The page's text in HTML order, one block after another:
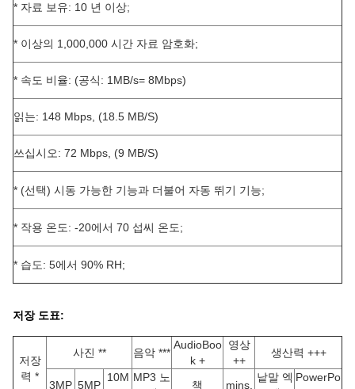
* 자료 보유: 10 년 이상;
* 이상의 1,000,000 시간 자료 암호화;
* 속도 비율: (공식: 1MB/s= 8Mbps)
읽는: 148 Mbps, (18.5 MB/S)
쓰십시오: 72 Mbps, (9 MB/S)
* (선택) 시동 가능한 기능과 더불어 자동 뛰기 기능;
* 작용 온도: -20에서 70 섭씨 온도;
* 습도: 5에서 90% RH;
저장 도표:
저장
력 *
사진 ** 음악 ***
AudioBoo
k +
영상
++
생산력 +++
3MP 5MP
10M MP3 노
책 mins.
낱말 엑 PowerPo